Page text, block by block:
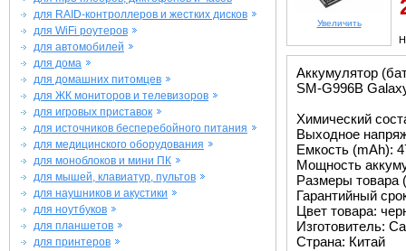
для RAID-контроллеров и жестких дисков
для WiFi роутеров
для автомобилей
для дома
для домашних питомцев
для ЖК мониторов и телевизоров
для игровых приставок
для источников бесперебойного питания
для медицинского оборудования
для моноблоков и мини ПК
для мышей, клавиатур, пультов
для наушников и акустики
для ноутбуков
для планшетов
для принтеров
Увеличить
Аккумулятор
SM-G996B
Химический
Выходное
Емкость (mAh):
Мощность
Размеры товара
Гарантийный
Цвет товара:
Изготовитель:
Страна: Китай